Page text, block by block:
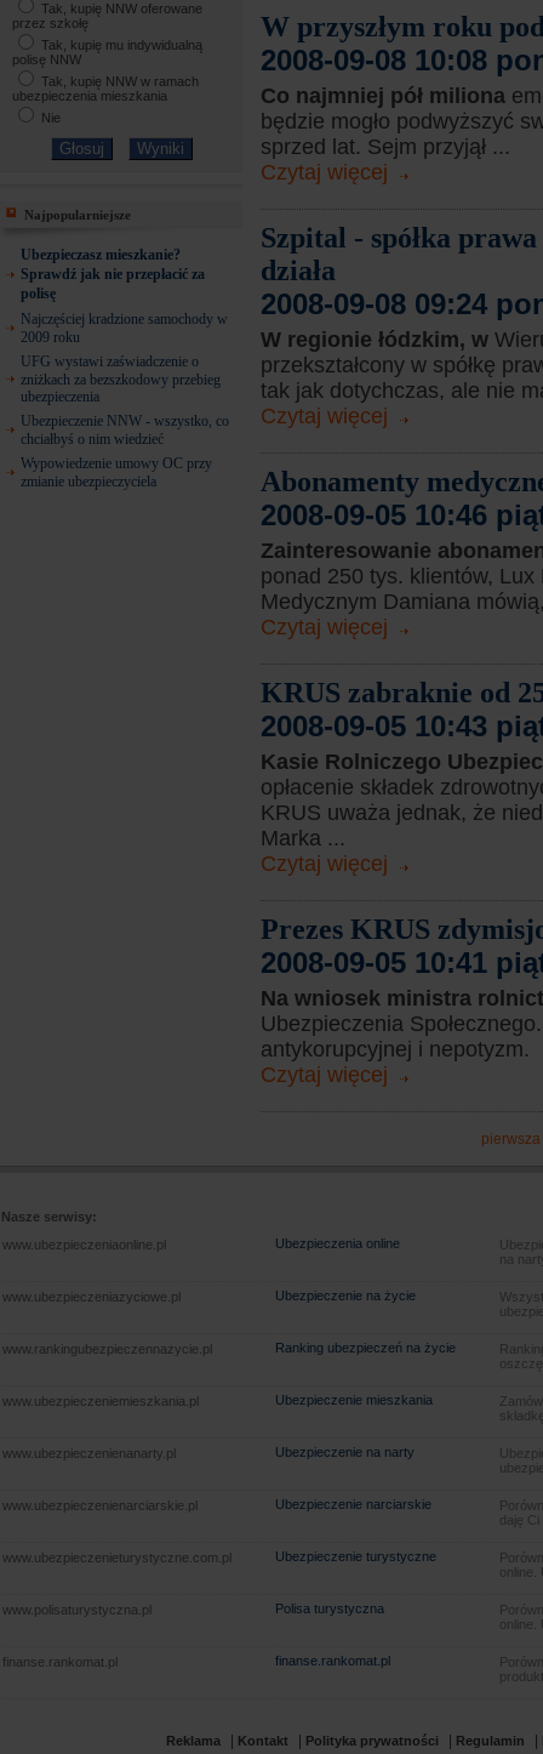
Tak, kupię NNW oferowane
przez szkołę
Tak, kupię mu indywidualną
polisę NNW
Tak, kupię NNW w ramach
ubezpieczenia mieszkania
Nie
Najpopularniejsze
Ubezpieczasz mieszkanie?
Sprawdź jak nie przepłacić za
polisę
Najczęściej kradzione samochody w
2009 roku
UFG wystawi zaświadczenie o
zniżkach za bezszkodowy przebieg
ubezpieczenia
Ubezpieczenie NNW - wszystko, co
chciałbyś o nim wiedzieć
Wypowiedzenie umowy OC przy
zmianie ubezpieczyciela
W przyszłym roku
2008-09-08 10:08
Co najmniej pół miliona
będzie mogło podwyższyć
sprzed lat. Sejm przyjął ...
Czytaj więcej
Szpital - spółka
działa
2008-09-08 09:24
W regionie łódzkim, w
przekształcony w spółkę
tak jak dotychczas, ale nie
Czytaj więcej
Abonamenty
2008-09-05 10:46
Zainteresowanie
ponad 250 tys. klientów,
Medycznym Damiana
Czytaj więcej
KRUS zabraknie od
2008-09-05 10:43
Kasie Rolniczego
opłacenie składek
KRUS uważa jednak, że
Marka ...
Czytaj więcej
Prezes KRUS
2008-09-05 10:41
Na wniosek ministra
Ubezpieczenia
antykorupcyjnej i nepotyzm.
Czytaj więcej
pierwsza
Nasze serwisy:
www.ubezpieczeniaonline.pl
Ubezpieczenia online
na
www.ubezpieczeniazyciowe.pl Ubezpieczenie na życie
www.rankingubezpieczennazycie.pl Ranking ubezpieczeń na życie
www.ubezpieczeniemieszkania.pl Ubezpieczenie mieszkania
www.ubezpieczenienanarty.pl Ubezpieczenie na narty
www.ubezpieczenienarciarskie.pl Ubezpieczenie narciarskie
daję
www.ubezpieczenieturystyczne.com.pl Ubezpieczenie turystyczne
www.polisaturystyczna.pl Polisa turystyczna
finanse.rankomat.pl finanse.rankomat.pl
Reklama Kontakt Polityka prywatności Regulamin